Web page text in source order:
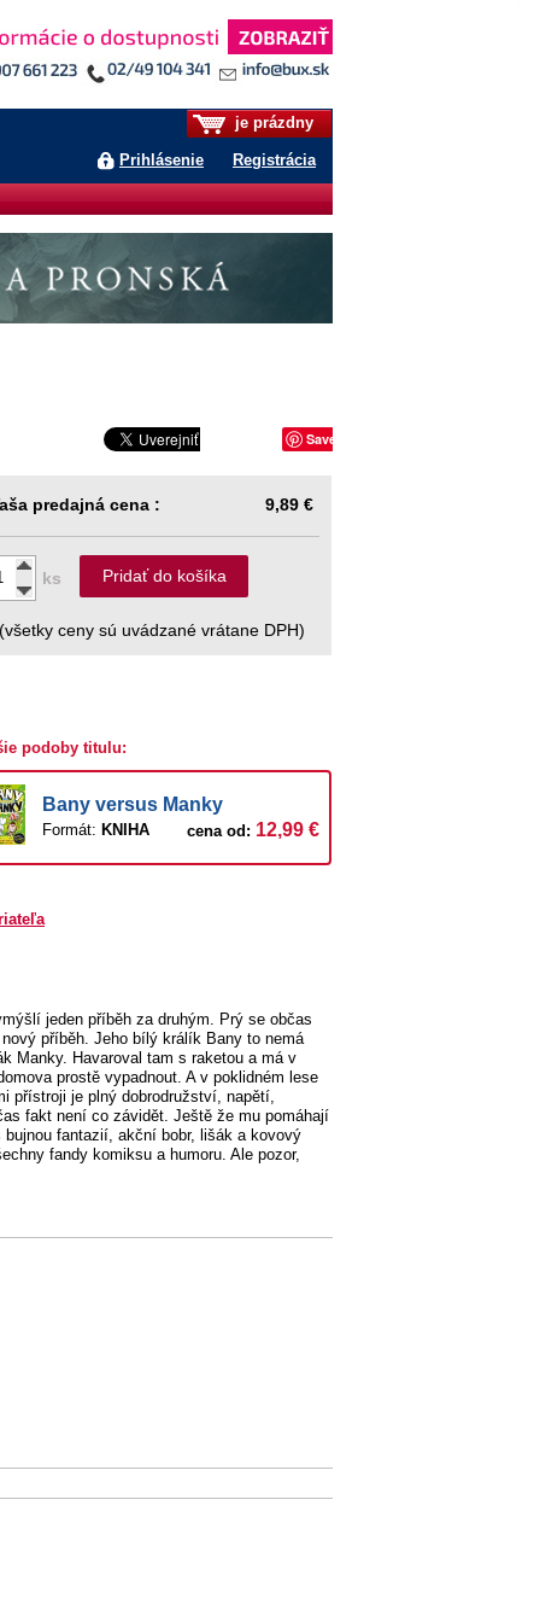
je prázdny
Prihlásenie Registrácia
Save
predajná cena : 9,89 €
ks Pridať do košíka
(všetky ceny sú uvádzané vrátane DPH)
podoby titulu:
Bany versus Manky
Formát: KNIHA cena od: 12,99 €
jeden příběh za druhým. Prý se občas
příběh. Jeho bílý králík Bany to nemá
Manky. Havaroval tam s raketou a má v
prostě vypadnout. A v poklidném lese
přístroji je plný dobrodružství, napětí,
fakt není co závidět. Ještě že mu pomáhají
fantazií, akční bobr, lišák a kovový
fandy komiksu a humoru. Ale pozor,